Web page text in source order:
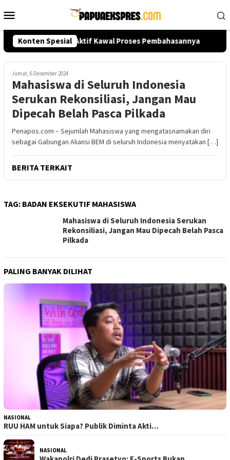
ke
Mobile
Konten Spesial
Publik Diminta Aktif Kawal Proses Pembahasannya
Jumat, 6 Desember 2024
Mahasiswa di Seluruh Indonesia
Serukan Rekonsiliasi, Jangan Mau
Dipecah Belah Pasca Pilkada
Penapos.com – Sejumlah Mahasiswa yang mengatasnamakan diri
sebagai Gabungan Aliansi BEM di seluruh Indonesia menyatakan […]
BERITA TERKAIT
TAG: BADAN EKSEKUTIF MAHASISWA
Mahasiswa di Seluruh Indonesia Serukan
Rekonsiliasi, Jangan Mau Dipecah Belah Pasca
Pilkada
PALING BANYAK DILIHAT
NASIONAL
RUU HAM untuk Siapa? Publik Diminta Akti…
NASIONAL